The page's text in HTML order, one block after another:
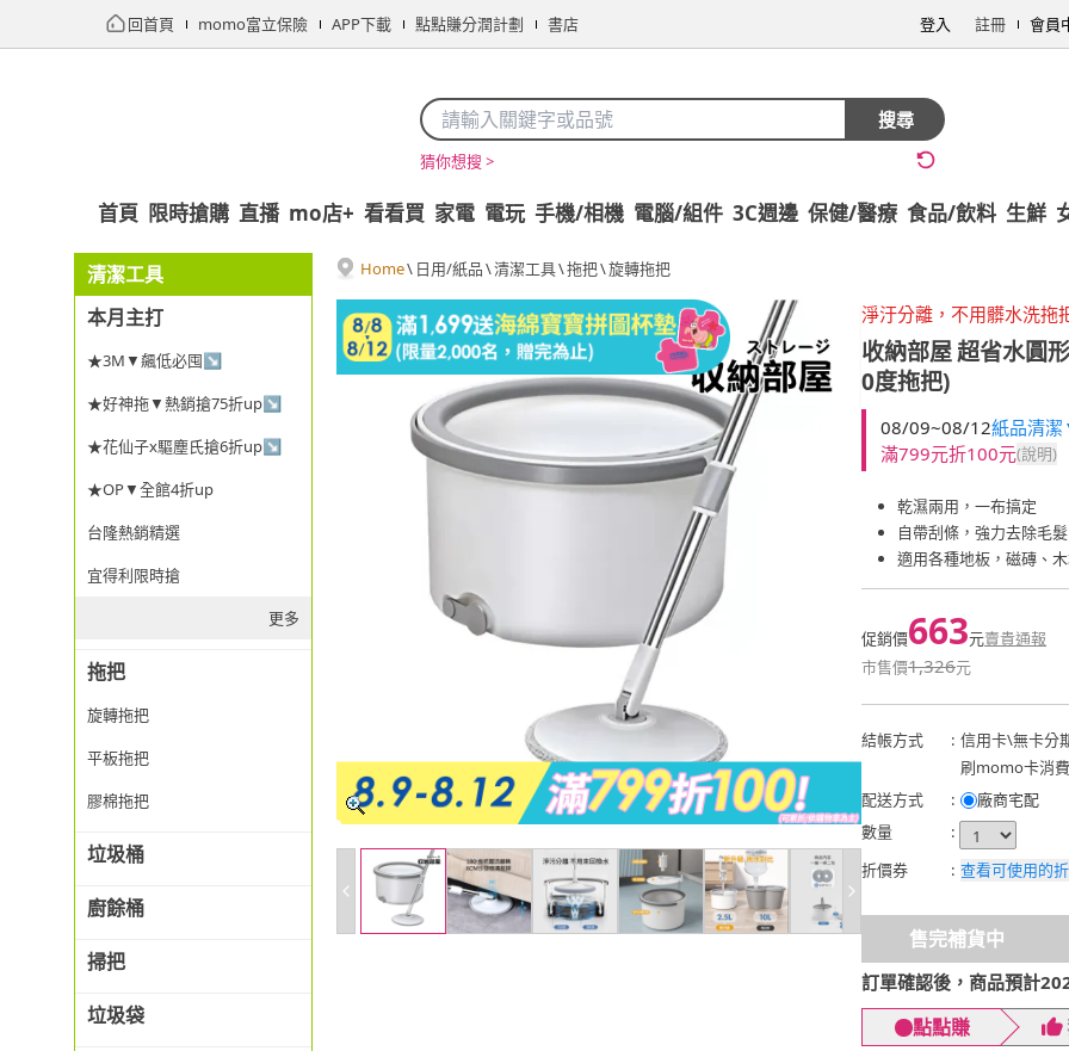
回首頁 momo富立保險 APP下載 點點賺分潤計劃 書店 登入 註冊 會員
搜尋
猜你想搜 >
首頁 限時搶購 直播 mo店+ 看看買 家電 電玩 手機/相機 電腦/組件 3C週邊 保健/醫療 食品/飲料 生鮮
清潔工具
本月主打
★3M▼飆低必囤↘
★好神拖▼熱銷搶75折up↘
★花仙子x驅塵氏搶6折up↘
★OP▼全館4折up
台隆熱銷精選
宜得利限時搶
更多
拖把
旋轉拖把
平板拖把
膠棉拖把
垃圾桶
廚餘桶
掃把
垃圾袋
Home\ 日用/紙品\清潔工具\拖把\旋轉拖把
淨汙分離，不用髒水洗拖
收納部屋超省水圓
0度拖把)
08/09~08/12紙品清
滿799元折100元(說明)
乾濕兩用，一布搞定
自帶刮條，強力去除毛髮
適用各種地板，磁磚、
促銷價663元賣貴通報
市售價1,326元
結帳方式 : 信用卡\無卡分
刷momo卡消
配送方式
:
廠商宅配
數量
:
折價券
: 查看可使用的
售完補貨中
訂單確認後，商品預計
點點賺